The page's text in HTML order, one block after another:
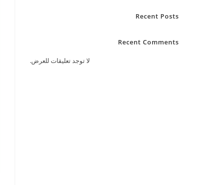
Recent Posts
Recent Comments
لا توجد تعليقات للعرض.